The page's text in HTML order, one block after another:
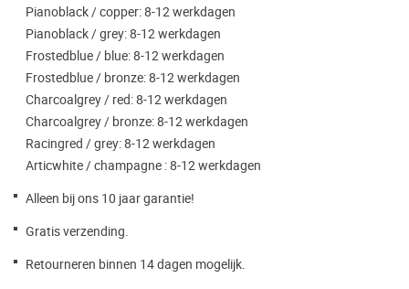
Pianoblack / copper: 8-12 werkdagen
Pianoblack / grey: 8-12 werkdagen
Frostedblue / blue: 8-12 werkdagen
Frostedblue / bronze: 8-12 werkdagen
Charcoalgrey / red: 8-12 werkdagen
Charcoalgrey / bronze: 8-12 werkdagen
Racingred / grey: 8-12 werkdagen
Articwhite / champagne : 8-12 werkdagen
Alleen bij ons 10 jaar garantie!
Gratis verzending.
Retourneren binnen 14 dagen mogelijk.